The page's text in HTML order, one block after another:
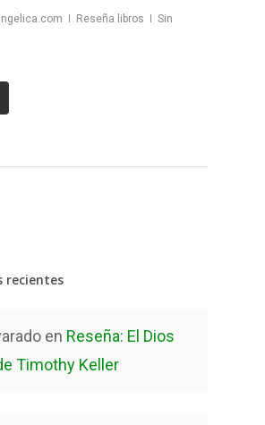
Reseña libros Sin
recientes
en Reseña: El Dios
Timothy Keller